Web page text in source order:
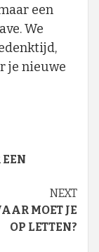
een
We
je nieuwe
NEXT
MOET JE
OP LETTEN?